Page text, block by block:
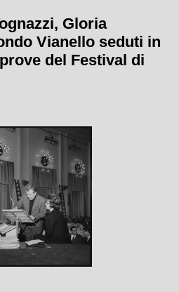
Gloria
Vianello seduti in
del Festival di